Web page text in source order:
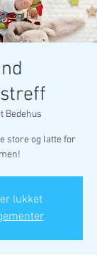
Bedehus
store og latte for
lukket